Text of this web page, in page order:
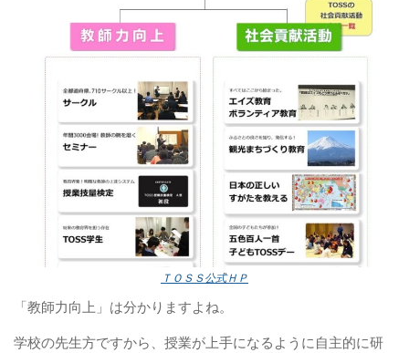
ＴＯＳＳ公式ＨＰ
「教師力向上」は分かりますよね。
学校の先生方ですから、授業が上手になるように自主的に研